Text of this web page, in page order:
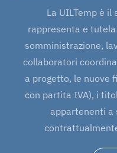
La UILTemp è il
rappresenta e
somministrazione,
collaboratori
a progetto, le nuove
con partita IVA), i
appartenenti a